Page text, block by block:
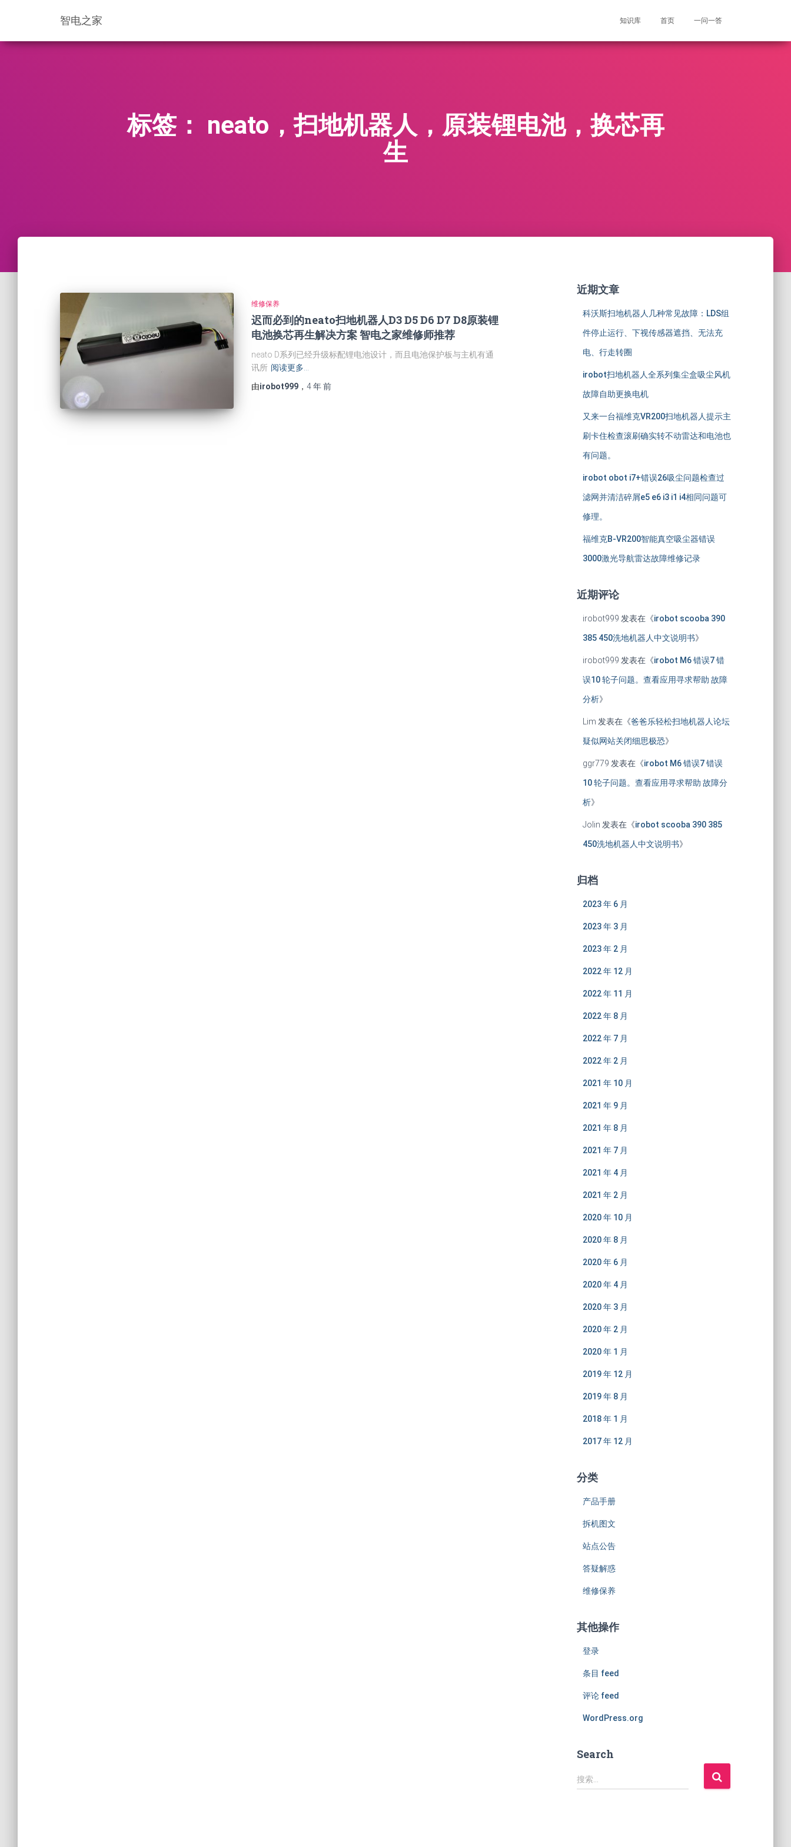
智电之家 知识库 首页 一问一答
标签： neato，扫地机器人，原装锂电池，换芯再
生
维修保养
迟而必到的neato扫地机器人D3 D5 D6 D7 D8原装锂
电池换芯再生解决方案 智电之家维修师推荐
neato D系列已经升级标配锂电池设计，而且电池保护板与主机有通
讯所 阅读更多…
由irobot999 ， 4 年前
近期文章
科沃斯扫地机器人几种常见故障：LDS组
件停止运行、下视传感器遮挡、无法充
电、行走转圈
irobot扫地机器人全系列集尘盒吸尘风机
故障自助更换电机
又来一台福维克VR200扫地机器人提示主
刷卡住检查滚刷确实转不动雷达和电池也
有问题。
irobot obot i7+错误26吸尘问题检查过
滤网并清洁碎屑e5 e6 i3 i1 i4相同问题可
修理。
福维克B-VR200智能真空吸尘器错误
3000激光导航雷达故障维修记录
近期评论
irobot999 发表在《irobot scooba 390
385 450洗地机器人中文说明书》
irobot999 发表在《irobot M6 错误7 错
误10 轮子问题。查看应用寻求帮助 故障
分析》
Lim 发表在《爸爸乐轻松扫地机器人论坛
疑似网站关闭细思极恐》
ggr779 发表在《irobot M6 错误7 错误
10 轮子问题。查看应用寻求帮助 故障分
析》
Jolin 发表在《irobot scooba 390 385
450洗地机器人中文说明书》
归档
2023 年 6 月
2023 年 3 月
2023 年 2 月
2022 年 12 月
2022 年 11 月
2022 年 8 月
2022 年 7 月
2022 年 2 月
2021 年 10 月
2021 年 9 月
2021 年 8 月
2021 年 7 月
2021 年 4 月
2021 年 2 月
2020 年 10 月
2020 年 8 月
2020 年 6 月
2020 年 4 月
2020 年 3 月
2020 年 2 月
2020 年 1 月
2019 年 12 月
2019 年 8 月
2018 年 1 月
2017 年 12 月
分类
产品手册
拆机图文
站点公告
答疑解惑
维修保养
其他操作
登录
条目 feed
评论 feed
WordPress.org
Search
搜
索
搜索…